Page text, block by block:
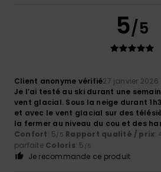
5/5
Client anonyme vérifié27 janvier 2026
Je l’ai testé au ski durant une
vent glacial. Sous la neige durant
et avec le vent glacial sur des
la fermer au niveau du cou et des
Confort: 5/5 Rapport qualité / prix:
parfaite Coloris: 5 /5
Je recommande ce produit